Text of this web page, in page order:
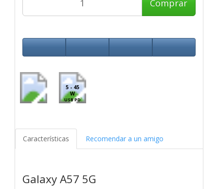
Comprar
5 - 45
W
USB PD
Características Recomendar a un amigo
Galaxy A57 5G